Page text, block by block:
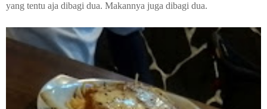
yang tentu aja dibagi dua. Makannya juga dibagi dua.